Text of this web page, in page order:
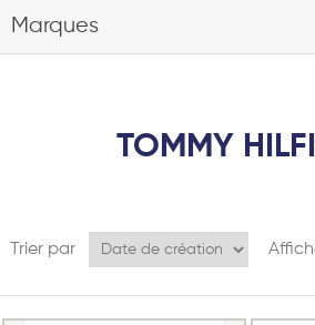
Marques
TOMMY
Trier par